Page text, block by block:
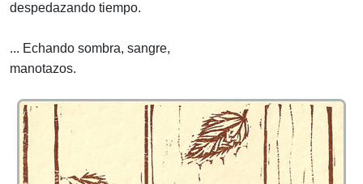
despedazando tiempo.
... Echando sombra, sangre,
manotazos.